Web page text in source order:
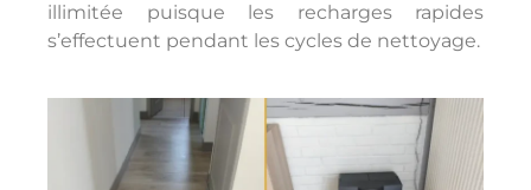
illimitée puisque les recharges rapides
s’effectuent pendant les cycles de nettoyage.